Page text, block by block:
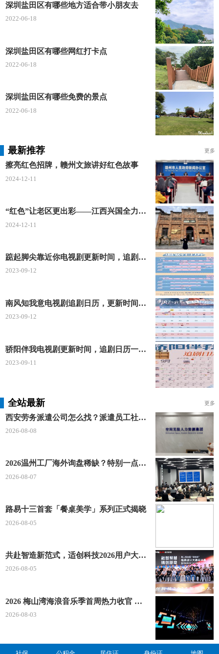
深圳盐田区有哪些地方适合带小朋友去
2022-06-18
深圳盐田区有哪些网红打卡点
2022-06-18
深圳盐田区有哪些免费的景点
2022-06-18
最新推荐 更多
擦亮红色招牌，赣州文旅讲好红色故事
2024-12-11
“红色”让老区更出彩——江西兴国全力打造红色文化传承发展创新示范区
2024-12-11
踮起脚尖靠近你电视剧更新时间，追剧日历及剧情简介
2023-09-12
南风知我意电视剧追剧日历，更新时间一览表
2023-09-12
骄阳伴我电视剧更新时间，追剧日历一览表
2023-09-11
全站最新 更多
西安劳务派遣公司怎么找？派遣员工社保如何合规缴？空间无限 23 年专业沉淀给出答案
2026-08-08
2026温州工厂海外询盘稀缺？特别一点AI 短视频引流 + 麦穗智能获客谷歌定制独立站双渠道拓客！
2026-08-07
路易十三首套「餐桌美学」系列正式揭晓
2026-08-05
共赴智造新范式，适创科技2026用户大会将于深圳启幕
2026-08-05
2026 梅山湾海浪音乐季首周热力收官 文体旅深度融合点燃滨海夏日经济
2026-08-03